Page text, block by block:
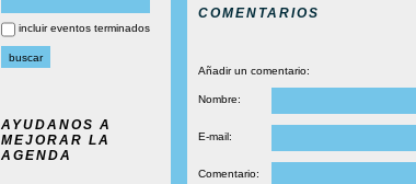
incluir eventos terminados
AYUDANOS A
MEJORAR LA
AGENDA
COMENTARIOS
Añadir un comentario:
Nombre:
E-mail:
Comentario: